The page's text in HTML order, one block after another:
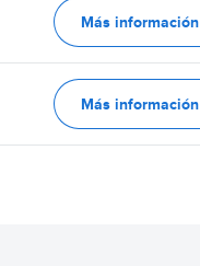
Más información
Más información